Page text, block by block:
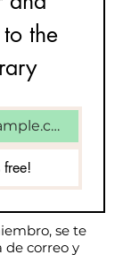
the
se te
de correo y